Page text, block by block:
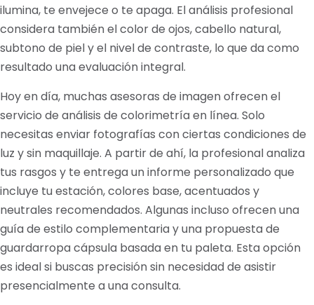
ilumina, te envejece o te apaga. El análisis profesional
considera también el color de ojos, cabello natural,
subtono de piel y el nivel de contraste, lo que da como
resultado una evaluación integral.
Hoy en día, muchas asesoras de imagen ofrecen el
servicio de análisis de colorimetría en línea. Solo
necesitas enviar fotografías con ciertas condiciones de
luz y sin maquillaje. A partir de ahí, la profesional analiza
tus rasgos y te entrega un informe personalizado que
incluye tu estación, colores base, acentuados y
neutrales recomendados. Algunas incluso ofrecen una
guía de estilo complementaria y una propuesta de
guardarropa cápsula basada en tu paleta. Esta opción
es ideal si buscas precisión sin necesidad de asistir
presencialmente a una consulta.